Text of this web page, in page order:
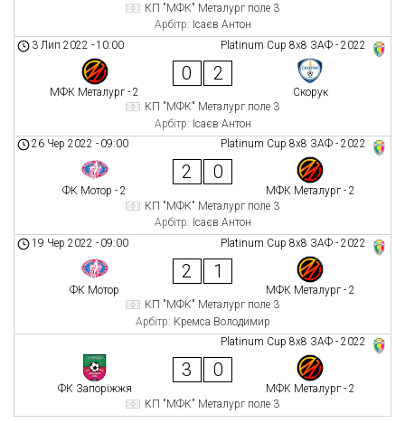
КП "МФК" Металург поле 3
Арбітр: Ісаєв Антон
Platinum Cup 8х8 ЗАФ - 2022
3 Лип 2022 -10:00
МФК Металург - 2
0 2
Скорук
КП "МФК" Металург поле 3
Арбітр: Ісаєв Антон
Platinum Cup 8х8 ЗАФ - 2022
26 Чер 2022 - 09:00
ФК Мотор - 2
2 0
МФК Металург - 2
КП "МФК" Металург поле 3
Арбітр: Ісаєв Антон
Platinum Cup 8х8 ЗАФ - 2022
19 Чер 2022 - 09:00
ФК Мотор
2 1
МФК Металург - 2
КП "МФК" Металург поле 3
Арбітр: Кремса Володимир
Platinum Cup 8х8 ЗАФ - 2022
ФК Запоріжжя
3 0
МФК Металург - 2
КП "МФК" Металург поле 3